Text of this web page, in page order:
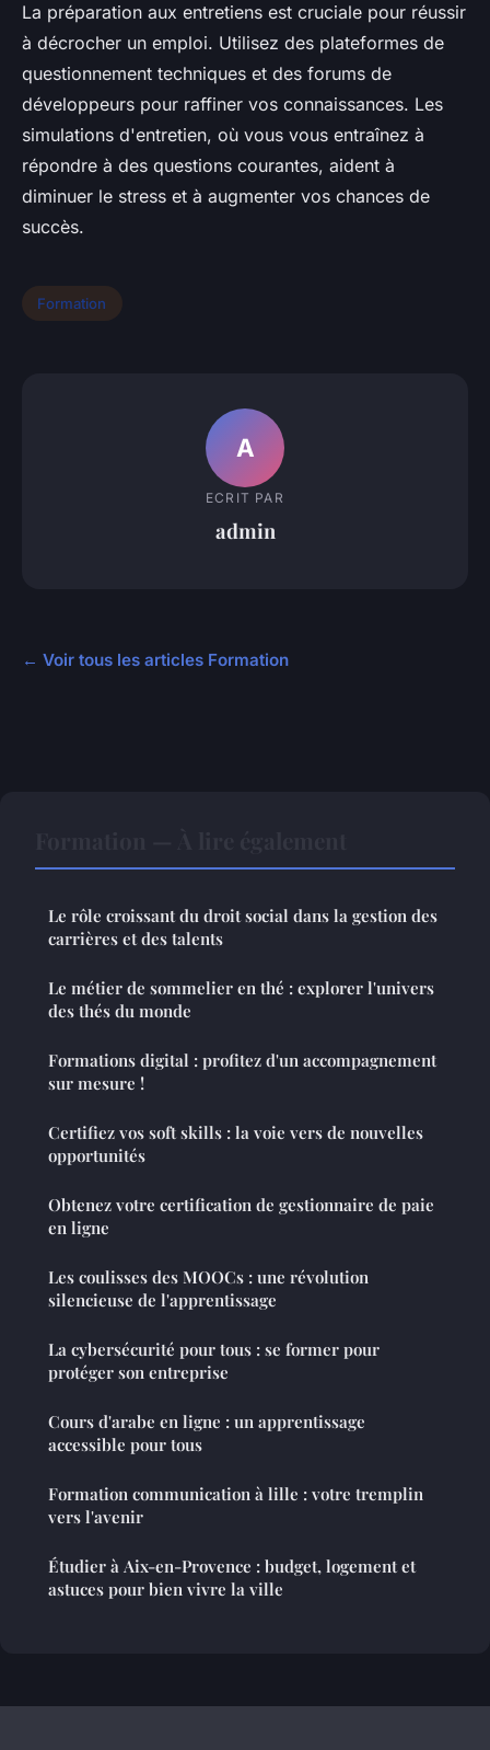
La préparation aux entretiens est cruciale pour réussir
à décrocher un emploi. Utilisez des plateformes de
questionnement techniques et des forums de
développeurs pour raffiner vos connaissances. Les
simulations d'entretien, où vous vous entraînez à
répondre à des questions courantes, aident à
diminuer le stress et à augmenter vos chances de
succès.
Formation
A
ECRIT PAR
admin
← Voir tous les articles Formation
Le rôle croissant du droit social dans la gestion des
carrières et des talents
Le métier de sommelier en thé : explorer l'univers
des thés du monde
Formations digital : profitez d'un accompagnement
sur mesure !
Certifiez vos soft skills : la voie vers de nouvelles
opportunités
Obtenez votre certification de gestionnaire de paie
en ligne
Les coulisses des MOOCs : une révolution
silencieuse de l'apprentissage
La cybersécurité pour tous : se former pour
protéger son entreprise
Cours d'arabe en ligne : un apprentissage
accessible pour tous
Formation communication à lille : votre tremplin
vers l'avenir
Étudier à Aix-en-Provence : budget, logement et
astuces pour bien vivre la ville